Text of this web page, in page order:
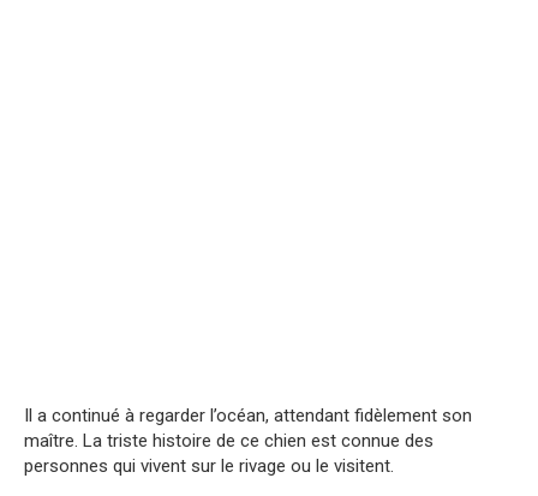
Il a continué à regarder l’océan, attendant fidèlement son
maître. La triste histoire de ce chien est connue des
personnes qui vivent sur le rivage ou le visitent.